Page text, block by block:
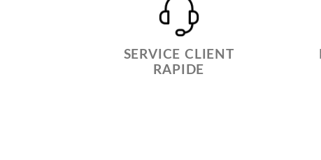
SERVICE CLIENT
RAPIDE